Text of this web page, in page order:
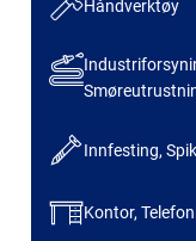
Håndverktøy
Innfesting,
Kontor,